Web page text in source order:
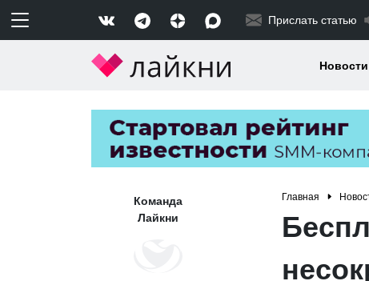
Прислать статью
Новости
Команда
Лайкни
Главная